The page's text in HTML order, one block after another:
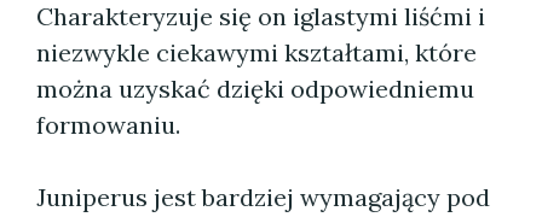
Charakteryzuje się on iglastymi liśćmi i
niezwykle ciekawymi kształtami, które
można uzyskać dzięki odpowiedniemu
formowaniu.
Juniperus jest bardziej wymagający pod